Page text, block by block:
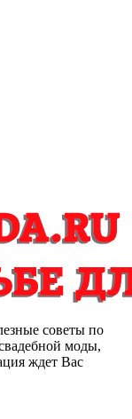
советы по
моды,
ждет Вас